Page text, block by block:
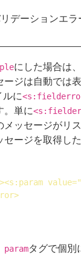
デーションエ
にした場合は
ージは自動では
に
。単に
メッセージがリ
ージを取得した
><s:param value
>
paramタグで個別